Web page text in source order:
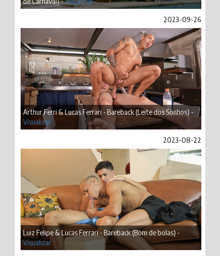
2023-09-26
Arthur Ferri & Lucas Ferrari - Bareback (Leite dos Sonhos) -
Visualizar
2023-08-22
Luiz Felipe & Lucas Ferrari - Bareback (Bom de bolas) -
Visualizar